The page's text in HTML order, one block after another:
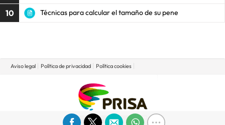
10 Técnicas para calcular el tamaño de su pene
Aviso legal Política de privacidad Política cookies